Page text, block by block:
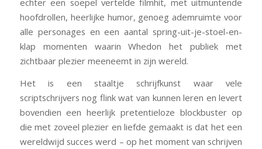
echter een soepel vertelde filmhit, met uitmuntende
hoofdrollen, heerlijke humor, genoeg ademruimte voor
alle personages en een aantal spring-uit-je-stoel-en-
klap momenten waarin Whedon het publiek met
zichtbaar plezier meeneemt in zijn wereld.
Het is een staaltje schrijfkunst waar vele
scriptschrijvers nog flink wat van kunnen leren en levert
bovendien een heerlijk pretentieloze blockbuster op
die met zoveel plezier en liefde gemaakt is dat het een
wereldwijd succes werd – op het moment van schrijven